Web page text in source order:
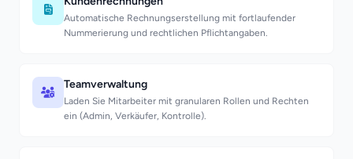
Automatische Rechnungserstellung mit fortlaufender
Nummerierung und rechtlichen Pflichtangaben.
Teamverwaltung
Laden Sie Mitarbeiter mit granularen Rollen und Rechten
ein (Admin, Verkäufer, Kontrolle).